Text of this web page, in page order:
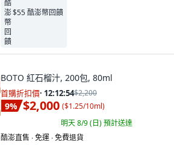
$55 酷澎幣回饋
BOTO 紅石榴汁, 200包, 80ml
首購折扣價· 12:12:53$2,200
9% $2,000 ($1.25/10ml)
明天 8/9 (日)預計送達
酷澎直售 ∙ 免運 ∙ 免費退貨